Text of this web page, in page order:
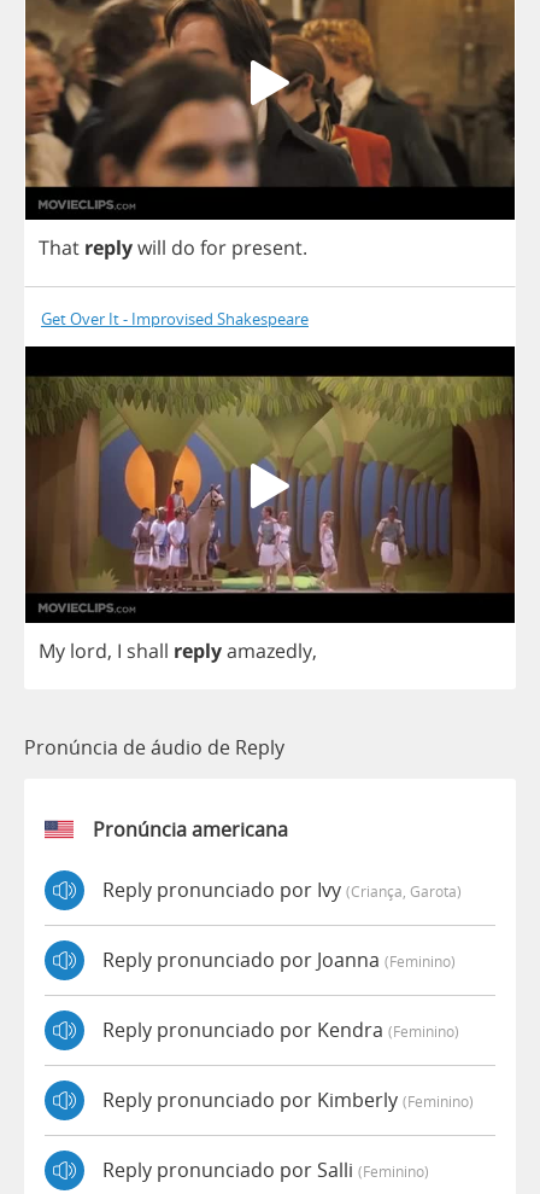
That replywill do for present.
Get Over It - Improvised Shakespeare
My lord, I shall replyamazedly,
Pronúncia de áudio de Reply
Pronúncia americana
Reply pronunciado por Ivy (criança, Garota)
Reply pronunciado por Joanna (feminino)
Reply pronunciado por Kendra (feminino)
Reply pronunciado por Kimberly (feminino)
Reply pronunciado por Salli (feminino)